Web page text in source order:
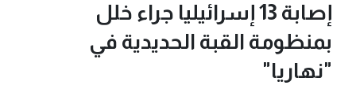
إصابة 13 إسرائيليا جراء خلل
بمنظومة القبة الحديدية في
"نهاريا"